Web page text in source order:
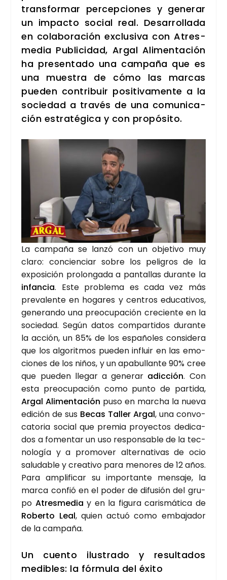
trans­for­mar per­cep­cio­nes y gene­rar
un impac­to social real. Desa­rro­lla­da
en cola­bo­ra­ción exclu­si­va con Atres­
me­dia Publi­ci­dad, Argal Ali­men­ta­ción
ha pre­sen­ta­do una cam­pa­ña que es
una mues­tra de cómo las mar­cas
pue­den con­tri­buir posi­ti­va­men­te a la
socie­dad a tra­vés de una comu­ni­ca­
ción estra­té­gi­ca y con pro­pó­si­to.
La cam­pa­ña se lan­zó con un obje­ti­vo muy
cla­ro: con­cien­ciar sobre los peli­gros de la
expo­si­ción pro­lon­ga­da a pan­ta­llas duran­te la
infan­cia. Este pro­ble­ma es cada vez más
pre­va­len­te en hoga­res y cen­tros edu­ca­ti­vos,
gene­ran­do una preo­cu­pa­ción cre­cien­te en la
socie­dad. Según datos com­par­ti­dos duran­te
la acción, un 85% de los espa­ño­les con­si­de­ra
que los algo­rit­mos pue­den influir en las emo­
cio­nes de los niños, y un apa­bu­llan­te 90% cree
que pue­den lle­gar a gene­rar adic­ción. Con
esta preo­cu­pa­ción como pun­to de par­ti­da,
Argal Ali­men­ta­ción puso en mar­cha la nue­va
edi­ción de sus Becas Taller Argal, una con­vo­
ca­to­ria social que pre­mia pro­yec­tos dedi­ca­
dos a fomen­tar un uso res­pon­sa­ble de la tec­
no­lo­gía y a pro­mo­ver alter­na­ti­vas de ocio
salu­da­ble y crea­ti­vo para meno­res de 12 años.
Para ampli­fi­car su impor­tan­te men­sa­je, la
mar­ca con­fió en el poder de difu­sión del gru­
po Atres­me­dia y en la figu­ra caris­má­ti­ca de
Rober­to Leal, quien actuó como emba­ja­dor
de la cam­pa­ña.
Un cuen­to ilus­tra­do y resul­ta­dos
medi­bles: la fór­mu­la del éxi­to